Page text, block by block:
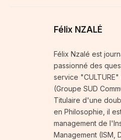
Félix NZALÉ
Félix Nzalé est
passionné des
service "CULTURE"
(Groupe SUD
Titulaire d'une
en Philosophie, il
management de
Management (ISM,